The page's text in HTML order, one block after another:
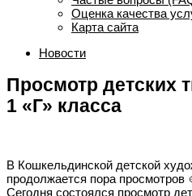
Оценка качества
Карта сайта
Новости
Просмотр детских
1 «Г» класса
В Кошкельдинской детской
продолжается пора просмотров
Сегодня состоялся просмотр